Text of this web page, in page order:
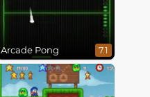
Arcade Pong 7.1